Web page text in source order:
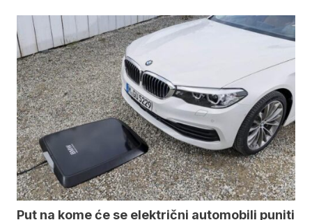
Put na kome će se električni automobili puniti